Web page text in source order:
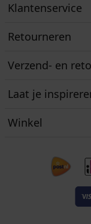
Klantenservice
Retourneren
Verzend- en
Laat je
Winkel